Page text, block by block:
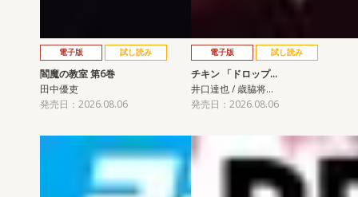
電子版 試し読み
閻魔の教室 第6巻
田中優吏
発売日：2026.08.06
電子版 試し読み
チキン 「ドロップ…
井口達也 / 歳脇将…
発売日：2026.08.06